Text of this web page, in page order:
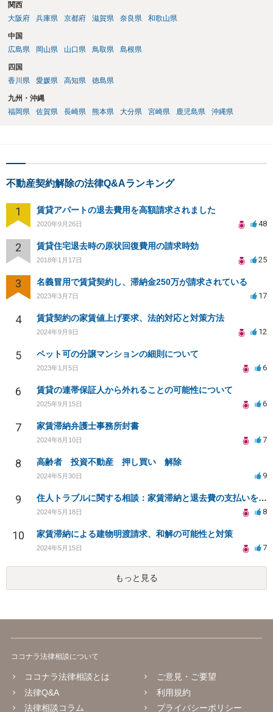
関西
大阪府
兵庫県 京都府 滋賀県 奈良県 和歌山県
中国
広島県
岡山県 山口県 鳥取県 島根県
四国
香川県
愛媛県 高知県 徳島県
九州・沖縄
福岡県
佐賀県 長崎県 熊本県 大分県 宮崎県 鹿児島県 沖縄県
不動産契約解除の法律Q&Aランキング
1 賃貸アパートの退去費用を高額請求されました
2020年9月26日 48
2 賃貸住宅退去時の原状回復費用の請求時効
2018年1月17日 25
3 名義冒用で賃貸契約し、滞納金250万が請求されている
2023年3月7日 17
4 賃貸契約の家賃値上げ要求、法的対応と対策方法
2024年9月9日 12
5 ペット可の分譲マンションの細則について
2023年1月5日 6
6 賃貸の連帯保証人から外れることの可能性について
2025年9月15日 6
7 家賃滞納弁護士事務所封書
2024年8月10日 7
8 高齢者 投資不動産 押し買い 解除
2024年5月30日 9
9 住人トラブルに関する相談：家賃滞納と退去費の支払いを拒否され、管理鍵の横領も発生
2024年5月18日 8
10 家賃滞納による建物明渡請求、和解の可能性と対策
2024年5月15日 7
もっと見る
ココナラ法律相談について
ココナラ法律相談とは
法律Q&A
法律相談コラム
ご意見・ご要望
利用規約
プライバシーポリシー